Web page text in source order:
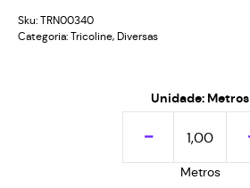
Sku: TRN00340
Categoria: Tricoline, Diversas
Unidade: Metros
Metros